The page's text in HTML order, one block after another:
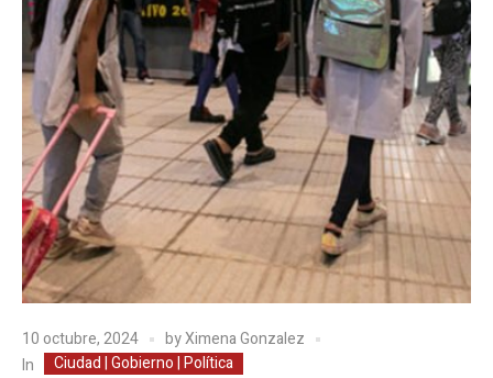
10 octubre, 2024 byXimena Gonzalez
In
Ciudad | Gobierno | Política